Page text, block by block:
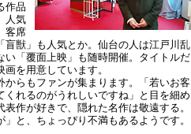
作品
人気
客席
獣」も人気とか。仙台の人は江戸川乱
「覆面上映」も随時開催。タイトルだ
を用意しています。
らもファンが集まります。「若いお客
れるのがうれしいですね」と目を細め
作が好きで、隠れた名作は敬遠する。
と、ちょっぴり不満もあるようです。